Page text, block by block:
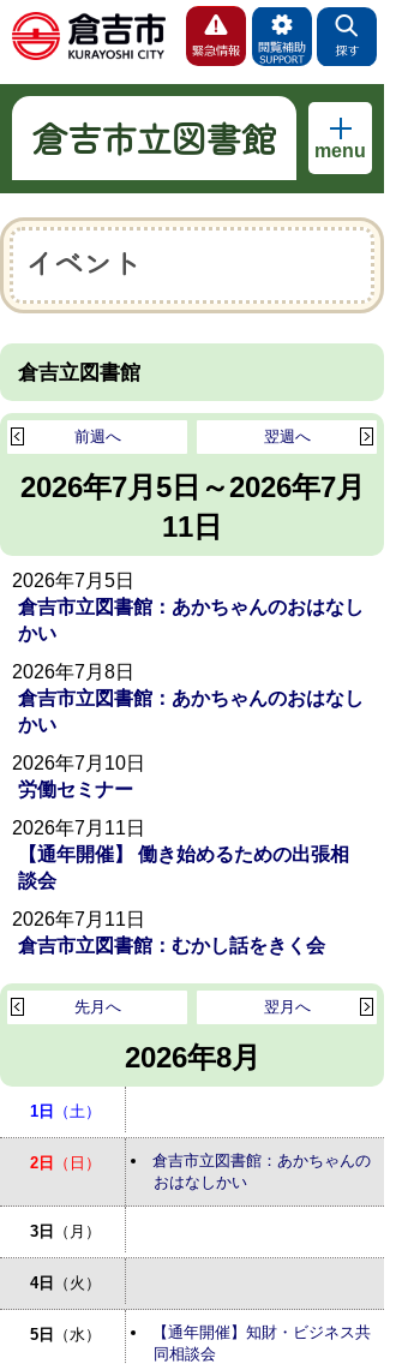
倉吉市立図書館 menu
イベント
倉吉立図書館
2026年7月5日～2026年7月
11日
翌週へ
前週へ
2026年7月5日
倉吉市立図書館：あかちゃんのおはなし
かい
2026年7月8日
倉吉市立図書館：あかちゃんのおはなし
かい
2026年7月10日
労働セミナー
2026年7月11日
【通年開催】 働き始めるための出張相
談会
2026年7月11日
倉吉市立図書館：むかし話をきく会
2026年8月
翌月へ
先月へ
1日 （土）
2日 （日）
倉吉市立図書館：あかちゃんの
おはなしかい
3日 （月）
4日 （火）
5日 （水）
【通年開催】知財・ビジネス共
同相談会